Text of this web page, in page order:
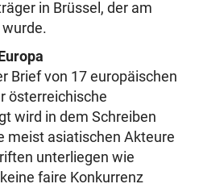
in Brüssel, der am
Brief von 17 europäischen
österreichische
wird in dem Schreiben
meist asiatischen Akteure
unterliegen wie
faire Konkurrenz